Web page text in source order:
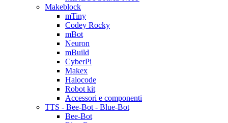
Makeblock
mTiny
Codey Rocky
mBot
Neuron
mBuild
CyberPi
Makex
Halocode
Robot kit
Accessori e componenti
TTS - Bee-Bot - Blue-Bot
Bee-Bot